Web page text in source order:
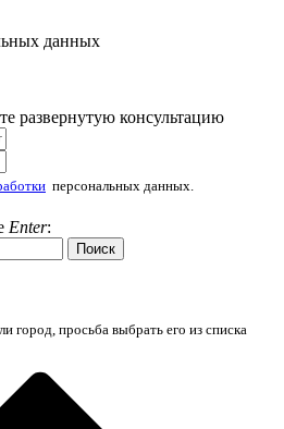
данных
развернутую консультацию
персональных данных.
Enter:
город, просьба выбрать его из списка